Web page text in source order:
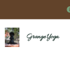
Grange Yoga